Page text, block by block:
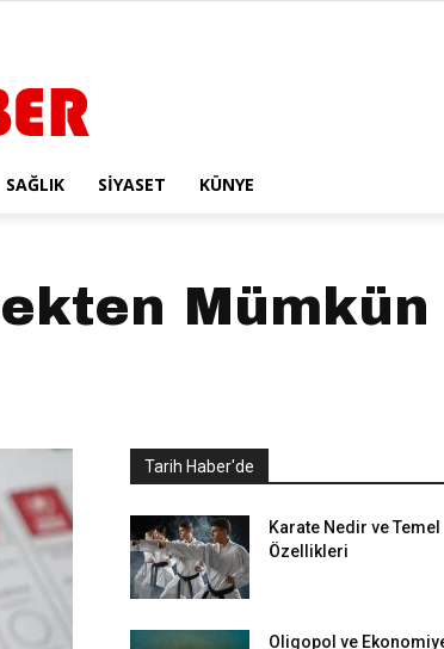
SAĞLIK SIYASET KÜNYE
Mümkün
Tarih Haber'de
Karate Nedir ve Temel
Özellikleri
Oligopol ve